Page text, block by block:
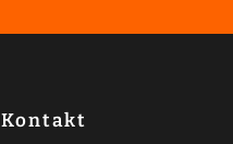
Kontakt